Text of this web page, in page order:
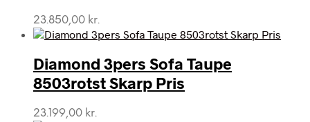
23.850,00 kr.
Diamond 3pers Sofa Taupe
8503rotst Skarp Pris
23.199,00 kr.